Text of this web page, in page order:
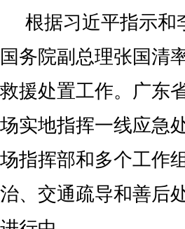
根据习近平指示和
国务院副总理张国清
救援处置工作。广东
场实地指挥一线应急
场指挥部和多个工作
治、交通疏导和善后